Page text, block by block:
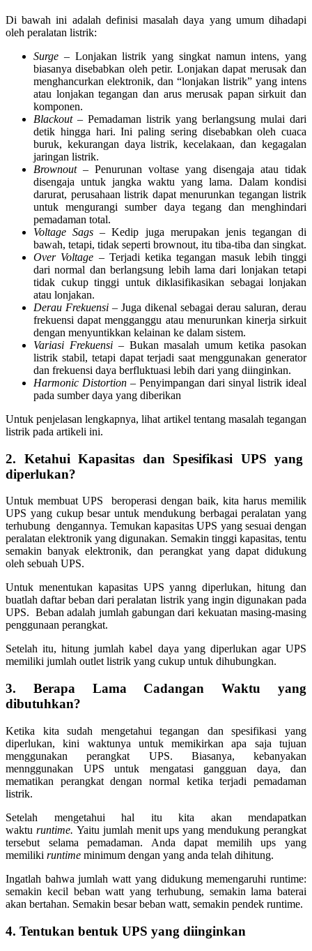
Di bawah ini adalah definisi masalah daya yang umum dihadapi
oleh peralatan listrik:
Surge – Lonjakan listrik yang singkat namun intens, yang
biasanya disebabkan oleh petir. Lonjakan dapat merusak dan
menghancurkan elektronik, dan “lonjakan listrik” yang intens
atau lonjakan tegangan dan arus merusak papan sirkuit dan
komponen.
Blackout– Pemadaman listrik yang berlangsung mulai dari
detik hingga hari. Ini paling sering disebabkan oleh cuaca
buruk, kekurangan daya listrik, kecelakaan, dan kegagalan
jaringan listrik.
Brownout– Penurunan voltase yang disengaja atau tidak
disengaja untuk jangka waktu yang lama. Dalam kondisi
darurat, perusahaan listrik dapat menurunkan tegangan listrik
untuk mengurangi sumber daya tegang dan menghindari
pemadaman total.
Voltage Sags – Kedip juga merupakan jenis tegangan di
bawah, tetapi, tidak seperti brownout, itu tiba-tiba dan singkat.
Over Voltage – Terjadi ketika tegangan masuk lebih tinggi
dari normal dan berlangsung lebih lama dari lonjakan tetapi
tidak cukup tinggi untuk diklasifikasikan sebagai lonjakan
atau lonjakan.
Derau Frekuensi – Juga dikenal sebagai derau saluran, derau
frekuensi dapat mengganggu atau menurunkan kinerja sirkuit
dengan menyuntikkan kelainan ke dalam sistem.
Variasi Frekuensi– Bukan masalah umum ketika pasokan
listrik stabil, tetapi dapat terjadi saat menggunakan generator
dan frekuensi daya berfluktuasi lebih dari yang diinginkan.
Harmonic Distortion – Penyimpangan dari sinyal listrik ideal
pada sumber daya yang diberikan
Untuk penjelasan lengkapnya, lihat artikel tentang masalah tegangan
listrik pada artikeli ini.
2. Ketahui Kapasitas dan Spesifikasi UPS yang
diperlukan?
Untuk membuat UPS beroperasi dengan baik, kita harus memilik
UPS yang cukup besar untuk mendukung berbagai peralatan yang
terhubung dengannya. Temukan kapasitas UPS yang sesuai dengan
peralatan elektronik yang digunakan. Semakin tinggi kapasitas, tentu
semakin banyak elektronik, dan perangkat yang dapat didukung
oleh sebuah UPS.
Untuk menentukan kapasitas UPS yanng diperlukan, hitung dan
buatlah daftar beban dari peralatan listrik yang ingin digunakan pada
UPS. Beban adalah jumlah gabungan dari kekuatan masing-masing
penggunaan perangkat.
Setelah itu, hitung jumlah kabel daya yang diperlukan agar UPS
memiliki jumlah outlet listrik yang cukup untuk dihubungkan.
3. Berapa Lama Cadangan Waktu yang
dibutuhkan?
Ketika kita sudah mengetahui tegangan dan spesifikasi yang
diperlukan, kini waktunya untuk memikirkan apa saja tujuan
menggunakan perangkat UPS. Biasanya, kebanyakan
mennggunakan UPS untuk mengatasi gangguan daya, dan
mematikan perangkat dengan normal ketika terjadi pemadaman
listrik.
Setelah mengetahui hal itu kita akan mendapatkan
waktu runtime. Yaitu jumlah menit ups yang mendukung perangkat
tersebut selama pemadaman. Anda dapat memilih ups yang
memiliki runtime minimum dengan yang anda telah dihitung.
Ingatlah bahwa jumlah watt yang didukung memengaruhi runtime:
semakin kecil beban watt yang terhubung, semakin lama baterai
akan bertahan. Semakin besar beban watt, semakin pendek runtime.
4. Tentukan bentuk UPS yang diinginkan